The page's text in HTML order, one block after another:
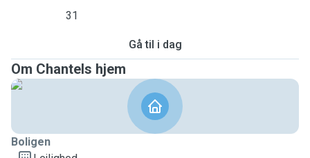
31
Gå til i dag
Om Chantels hjem
Boligen